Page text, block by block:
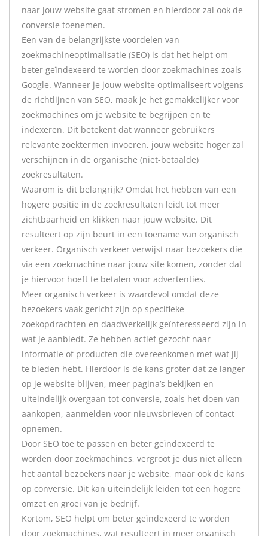
naar jouw website gaat stromen en hierdoor zal ook de
conversie toenemen.
Een van de belangrijkste voordelen van
zoekmachineoptimalisatie (SEO) is dat het helpt om
beter geïndexeerd te worden door zoekmachines zoals
Google. Wanneer je jouw website optimaliseert volgens
de richtlijnen van SEO, maak je het gemakkelijker voor
zoekmachines om je website te begrijpen en te
indexeren. Dit betekent dat wanneer gebruikers
relevante zoektermen invoeren, jouw website hoger zal
verschijnen in de organische (niet-betaalde)
zoekresultaten.
Waarom is dit belangrijk? Omdat het hebben van een
hogere positie in de zoekresultaten leidt tot meer
zichtbaarheid en klikken naar jouw website. Dit
resulteert op zijn beurt in een toename van organisch
verkeer. Organisch verkeer verwijst naar bezoekers die
via een zoekmachine naar jouw site komen, zonder dat
je hiervoor hoeft te betalen voor advertenties.
Meer organisch verkeer is waardevol omdat deze
bezoekers vaak gericht zijn op specifieke
zoekopdrachten en daadwerkelijk geïnteresseerd zijn in
wat je aanbiedt. Ze hebben actief gezocht naar
informatie of producten die overeenkomen met wat jij
te bieden hebt. Hierdoor is de kans groter dat ze langer
op je website blijven, meer pagina’s bekijken en
uiteindelijk overgaan tot conversie, zoals het doen van
aankopen, aanmelden voor nieuwsbrieven of contact
opnemen.
Door SEO toe te passen en beter geïndexeerd te
worden door zoekmachines, vergroot je dus niet alleen
het aantal bezoekers naar je website, maar ook de kans
op conversie. Dit kan uiteindelijk leiden tot een hogere
omzet en groei van je bedrijf.
Kortom, SEO helpt om beter geïndexeerd te worden
door zoekmachines, wat resulteert in meer organisch